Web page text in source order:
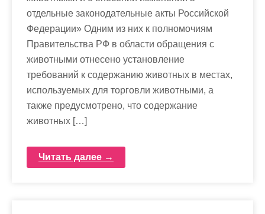
отдельные законодательные акты Российской
Федерации» Одним из них к полномочиям
Правительства РФ в области обращения с
животными отнесено установление
требований к содержанию животных в местах,
используемых для торговли животными, а
также предусмотрено, что содержание
животных […]
Читать далее →